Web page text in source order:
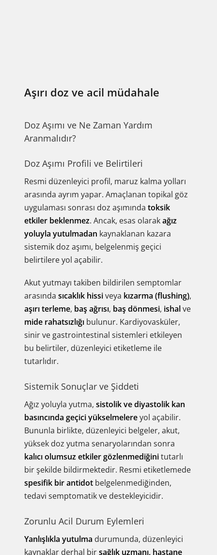
Aşırı doz ve acil müdahale
Doz Aşımı ve Ne Zaman Yardım
Aranmalıdır?
Doz Aşımı Profili ve Belirtileri
Resmi düzenleyici profil, maruz kalma yolları
arasında ayrım yapar. Amaçlanan topikal göz
uygulaması sonrası doz aşımında toksik
etkiler beklenmez. Ancak, esas olarakağız
yoluyla yutulmadan kaynaklanan kazara
sistemik doz aşımı, belgelenmiş geçici
belirtilere yol açabilir.
Akut yutmayı takiben bildirilen semptomlar
arasında sıcaklık hissiveya kızarma (flushing),
aşırı terleme, baş ağrısı, baş dönmesi, ishalve
mide rahatsızlığı bulunur. Kardiyovasküler,
sinir ve gastrointestinal sistemleri etkileyen
bu belirtiler, düzenleyici etiketleme ile
tutarlıdır.
Sistemik Sonuçlar ve Şiddeti
Ağız yoluyla yutma, sistolik ve diyastolik kan
basıncında geçici yükselmelereyol açabilir.
Bununla birlikte, düzenleyici belgeler, akut,
yüksek doz yutma senaryolarından sonra
kalıcı olumsuz etkiler gözlenmediğinitutarlı
bir şekilde bildirmektedir. Resmi etiketlemede
spesifik bir antidot belgelenmediğinden,
tedavi semptomatik ve destekleyicidir.
Zorunlu Acil Durum Eylemleri
Yanlışlıkla yutulma durumunda, düzenleyici
kaynaklar derhal birsağlık uzmanı, hastane